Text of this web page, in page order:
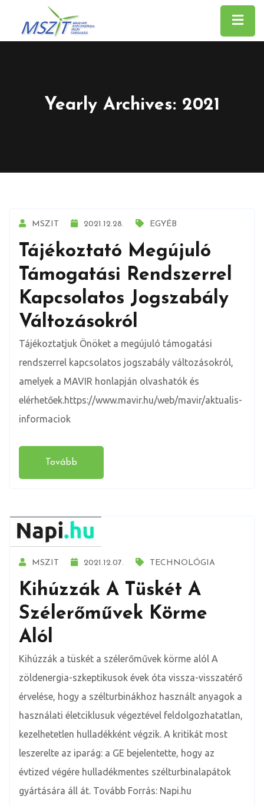
Yearly Archives: 2021
MSZIT 2021.12.28. EGYÉB
Tájékoztató Megújuló
Támogatási Rendszerrel
Kapcsolatos Jogszabály
Változásokról
Tájékoztatjuk Önöket a megújuló támogatási
rendszerrel kapcsolatos jogszabály változásokról,
amelyek a MAVIR honlapján olvashatók és
elérhetőek.https://www.mavir.hu/web/mavir/aktualis-
informaciok
Tovább
MSZIT 2021.12.07. TECHNOLÓGIA
Kihúzzák A Tüskét A
Szélerőművek Körme
Alól
Kihúzzák a tüskét a szélerőművek körme alól A
zöldenergia-szkeptikusok évek óta vissza-visszatérő
érvelése, hogy a szélturbinákhoz használt anyagok a
használati életciklusuk végeztével feldolgozhatatlan,
kezelhetetlen hulladékként végzik. A kritikát most
leszerelte az iparág: a GE bejelentette, hogy az
évtized végére hulladékmentes szélturbinalapátok
gyártására áll át. Tovább Forrás: Napi.hu